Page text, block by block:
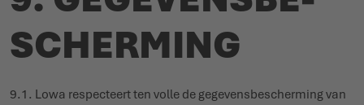
SCHERMING
9.1. Lowa respecteert ten volle de gege­vens­be­scherming van